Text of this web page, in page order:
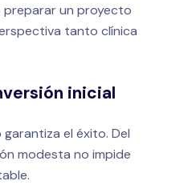
un proyecto
tanto clínica
inicial
el éxito. Del
modesta no impide